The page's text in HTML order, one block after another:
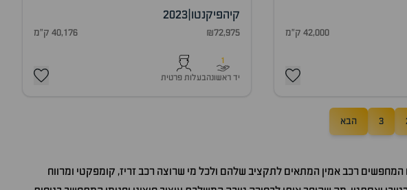
42,000 ק"מ
קיהפיקנטו 2023
₪72,975 40,176 ק"מ
1
יד ראשונהבעלות פרטית
3 הבא
המחפשים רכב אמין המתאים לתקציב שלהם ולכל מי שרוצה רכב זריז, קומפקטי ומרווח